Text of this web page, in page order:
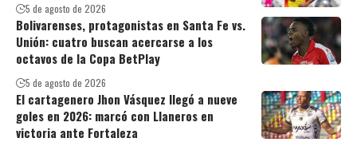
5 de agosto de 2026
Bolivarenses, protagonistas en Santa Fe vs.
Unión: cuatro buscan acercarse a los
octavos de la Copa BetPlay
5 de agosto de 2026
El cartagenero Jhon Vásquez llegó a nueve
goles en 2026: marcó con Llaneros en
victoria ante Fortaleza